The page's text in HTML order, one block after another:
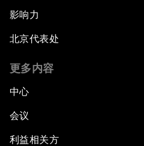
影响力
北京代表处
更多内容
中心
会议
利益相关方